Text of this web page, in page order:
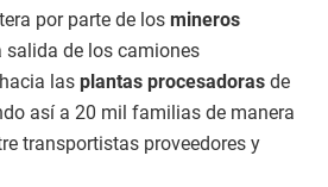
por parte de los mineros
salida de los camiones
las plantas procesadoras de
así a 20 mil familias de manera
transportistas proveedores y